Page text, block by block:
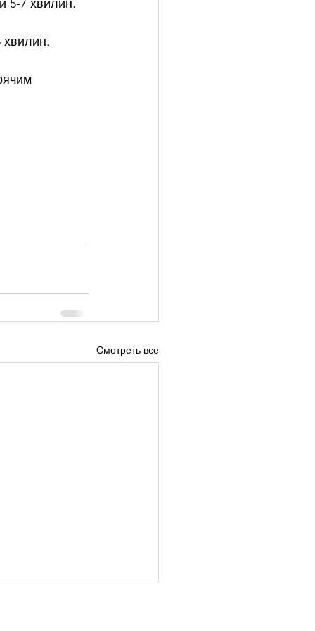
5-7 хвилин.
хвилин.
Смотреть все